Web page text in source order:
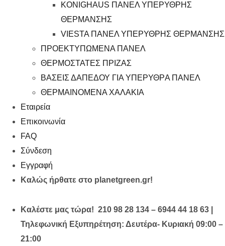
KONIGHAUS ΠΑΝΕΛ ΥΠΕΡΥΘΡΗΣ
ΘΕΡΜΑΝΣΗΣ
VIESTA ΠΑΝΕΛ ΥΠΕΡΥΘΡΗΣ ΘΕΡΜΑΝΣΗΣ
ΠΡΟΕΚΤΥΠΩΜΕΝΑ ΠΑΝΕΛ
ΘΕΡΜΟΣΤΑΤΕΣ ΠΡΙΖΑΣ
ΒΑΣΕΙΣ ΔΑΠΕΔΟΥ ΓΙΑ ΥΠΕΡΥΘΡA ΠΑΝΕΛ
ΘΕΡΜΑΙΝΟΜΕΝΑ ΧΑΛΑΚΙΑ
Εταιρεία
Επικοινωνία
FAQ
Σύνδεση
Εγγραφή
Καλώς ήρθατε στο planetgreen.gr!
Καλέστε μας τώρα! 210 98 28 134 – 6944 44 18 63 |
Τηλεφωνική Εξυπηρέτηση: Δευτέρα- Κυριακή 09:00 –
21:00